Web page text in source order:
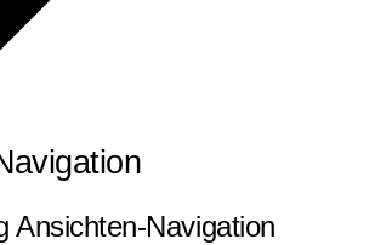
Ansichten-Navigation